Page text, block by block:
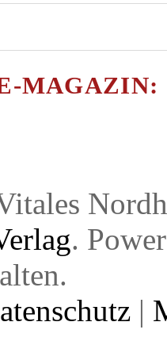
MAGAZIN:
.
|